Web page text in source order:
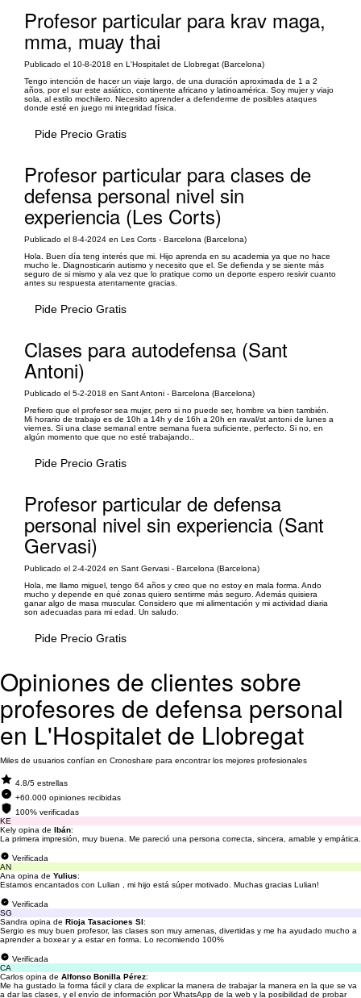
Profesor particular para krav maga,
mma, muay thai
Publicado el 10-8-2018 en L'Hospitalet de Llobregat (Barcelona)
Tengo intención de hacer un viaje largo, de una duración aproximada de 1 a 2
años, por el sur este asiático, continente africano y latinoamérica. Soy mujer y viajo
sola, al estilo mochilero. Necesito aprender a defenderme de posibles ataques
donde esté en juego mi integridad física.
Pide Precio Gratis
Profesor particular para clases de
defensa personal nivel sin
experiencia (Les Corts)
Publicado el 8-4-2024 en Les Corts - Barcelona (Barcelona)
Hola. Buen día teng interés que mi. Hijo aprenda en su academia ya que no hace
mucho le. Diagnosticarin autismo y necesito que el. Se defienda y se siente más
seguro de si mismo y ala vez que lo pratique como un deporte espero resivir cuanto
antes su respuesta atentamente gracias.
Pide Precio Gratis
Clases para autodefensa (Sant
Antoni)
Publicado el 5-2-2018 en Sant Antoni - Barcelona (Barcelona)
Prefiero que el profesor sea mujer, pero si no puede ser, hombre va bien también.
Mi horario de trabajo es de 10h a 14h y de 16h a 20h en raval/st antoni de lunes a
viernes. Si una clase semanal entre semana fuera suficiente, perfecto. Si no, en
algún momento que que no esté trabajando..
Pide Precio Gratis
Profesor particular de defensa
personal nivel sin experiencia (Sant
Gervasi)
Publicado el 2-4-2024 en Sant Gervasi - Barcelona (Barcelona)
Hola, me llamo miguel, tengo 64 años y creo que no estoy en mala forma. Ando
mucho y depende en qué zonas quiero sentirme más seguro. Además quisiera
ganar algo de masa muscular. Considero que mi alimentación y mi actividad diaria
son adecuadas para mi edad. Un saludo.
Pide Precio Gratis
Opiniones de clientes sobre
profesores de defensa personal
en L'Hospitalet de Llobregat
Miles de usuarios confían en Cronoshare para encontrar los mejores profesionales
4.8/5 estrellas
+60.000 opiniones recibidas
100% verificadas
KE
Kely opina de Ibán:
La primera impresión, muy buena. Me pareció una persona correcta, sincera, amable y empática.
Verificada
AN
Ana opina de Yulius:
Estamos encantados con Lulian , mi hijo está súper motivado. Muchas gracias Lulian!
Verificada
SG
Sandra opina de Rioja Tasaciones Sl:
Sergio es muy buen profesor, las clases son muy amenas, divertidas y me ha ayudado mucho a
aprender a boxear y a estar en forma. Lo recomiendo 100%
Verificada
CA
Carlos opina de Alfonso Bonilla Pérez:
Me ha gustado la forma fácil y clara de explicar la manera de trabajar la manera en la que se va
a dar las clases, y el envío de información por WhatsApp de la web y la posibilidad de probar